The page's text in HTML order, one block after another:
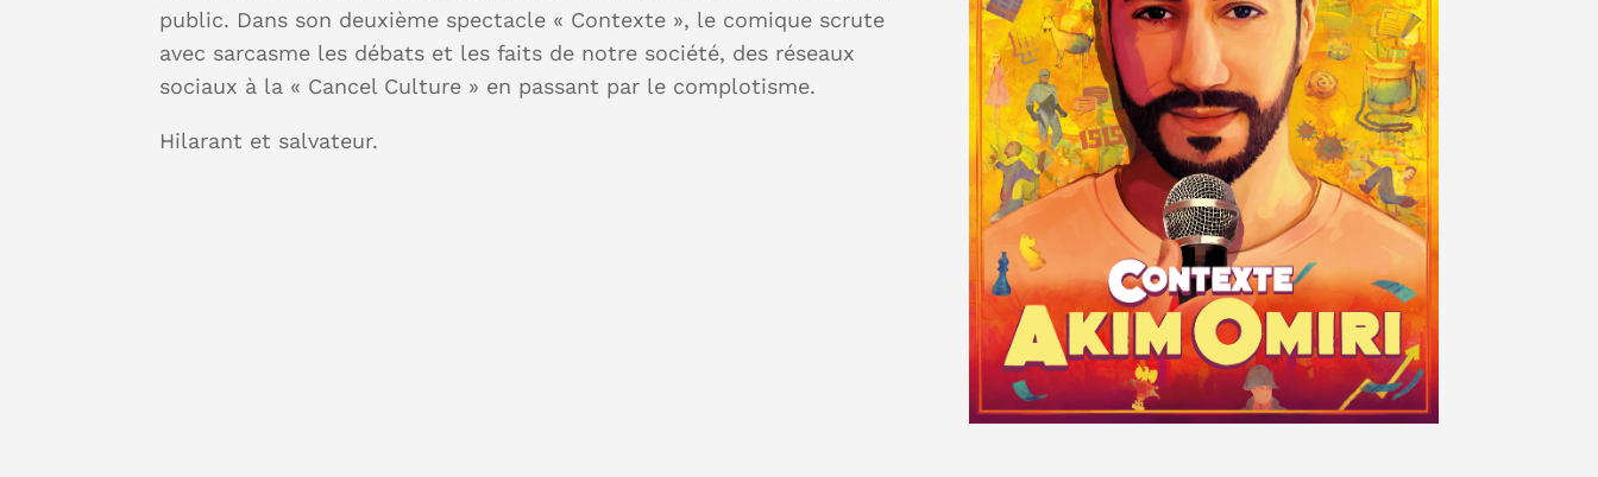
public. Dans son deuxième spectacle « Contexte », le comique scrute
avec sarcasme les débats et les faits de notre société, des réseaux
sociaux à la « Cancel Culture » en passant par le complotisme.
Hilarant et salvateur.